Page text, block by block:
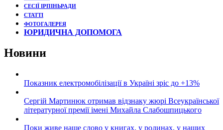
СЕСІЇ ІРПІНЬРАДИ
СТАТТІ
ФОТОГАЛЕРЕЯ
ЮРИДИЧНА ДОПОМОГА
Новини
Показник електромобілізації в Україні зріс до +13%
Сергій Мартинюк отримав відзнаку жюрі Всеукраїнської
літературної премії імені Михайла Слабошпицького
Поки живе наше слово у книгах, у родинах, у наших